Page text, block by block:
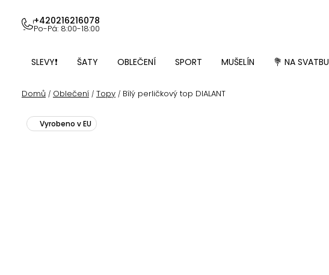
obsah
+420216216078
Po-Pá: 8:00-18:00
SLEVY❗ ŠATY OBLEČENÍ SPORT MUŠELÍN 💐 NA SVATBU
Domů / Oblečení / Topy / Bílý perličkový top DIALANT
Vyrobeno v EU